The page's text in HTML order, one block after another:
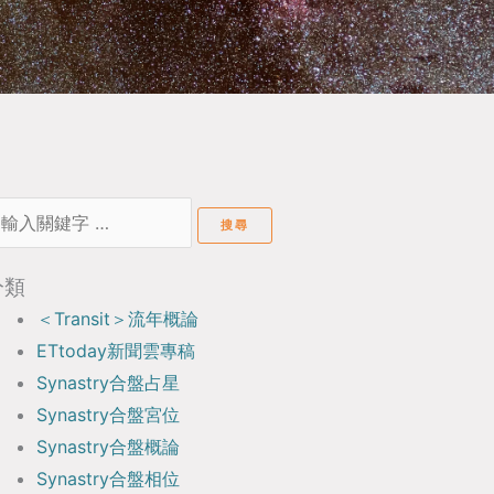
＜Transit＞流年概論
ETtoday新聞雲專稿
Synastry合盤占星
Synastry合盤宮位
Synastry合盤概論
Synastry合盤相位